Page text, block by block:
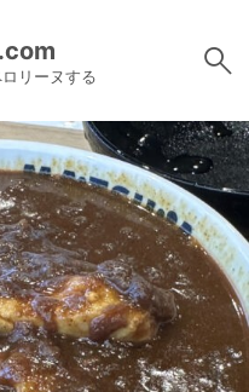
リーヌする